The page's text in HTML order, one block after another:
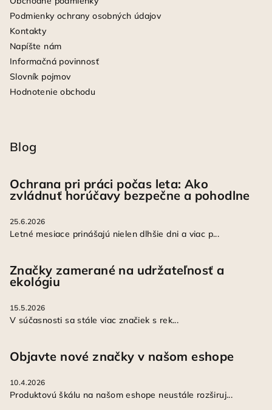
Podmienky ochrany osobných údajov
Kontakty
Napíšte nám
Informačná povinnosť
Slovník pojmov
Hodnotenie obchodu
Blog
Ochrana pri práci počas leta: Ako
zvládnuť horúčavy bezpečne a pohodlne
25.6.2026
Letné mesiace prinášajú nielen dlhšie dni a viac p...
Značky zamerané na udržateľnosť a
ekológiu
15.5.2026
V súčasnosti sa stále viac značiek s rek...
Objavte nové značky v našom eshope
10.4.2026
Produktovú škálu na našom eshope neustále rozširuj...